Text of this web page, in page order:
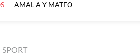
AMALIA Y MATEO
SPORT